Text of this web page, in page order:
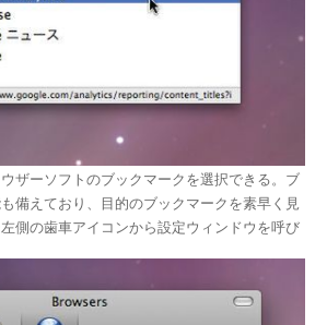
ザーソフトのブックマークを選択できる。ブ
備えており、目的のブックマークを素早く見
側の歯車アイコンから設定ウィンドウを呼び